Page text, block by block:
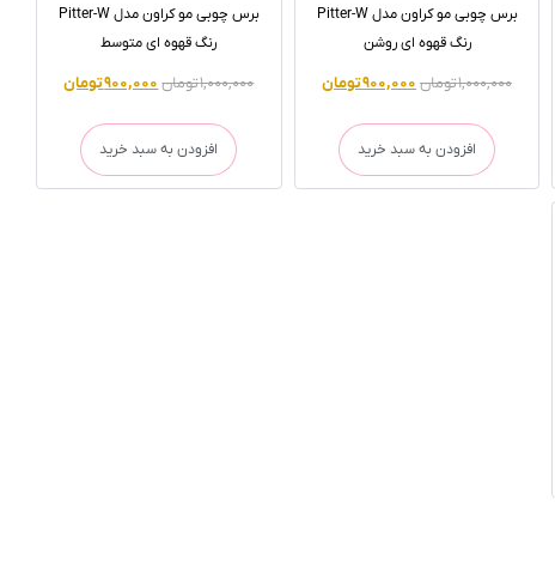
برس چوبی مو کراون مدل Pitter-W
رنگ قهوه ای روشن
۱,۰۰۰,۰۰۰تومان۹۰۰,۰۰۰تومان
افزودن به سبد خرید
برس چوبی مو کراون مدل Pitter-W
رنگ قهوه ای متوسط
۱,۰۰۰,۰۰۰تومان۹۰۰,۰۰۰تومان
افزودن به سبد خرید